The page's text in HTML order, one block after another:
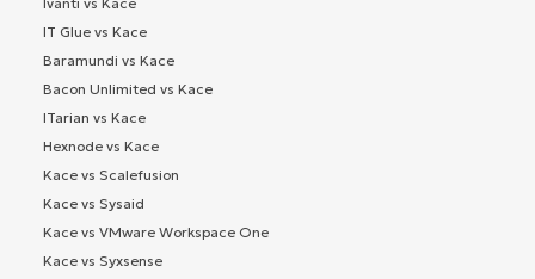
IT Glue vs Kace
Baramundi vs Kace
Bacon Unlimited vs Kace
ITarian vs Kace
Hexnode vs Kace
Kace vs Scalefusion
Kace vs Sysaid
Kace vs VMware Workspace One
Kace vs Syxsense